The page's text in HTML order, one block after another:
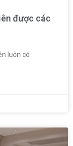
được các
luôn có